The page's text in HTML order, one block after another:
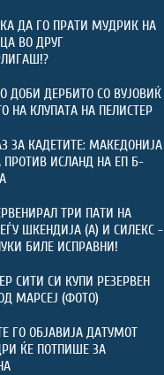
ДА ГО ПРАТИ МУДРИК НА
ВО ДРУГ
ДОБИ ДЕРБИТО СО ВУЈОВИЌ
НА КЛУПАТА НА ПЕЛИСТЕР
ЗА КАДЕТИТЕ: МАКЕДОНИЈА
ИСЛАНД НА ЕП Б-
ТРИ ПАТИ НА
ШКЕНДИЈА (А) И СИЛЕКС -
БИЛЕ ИСПРАВНИ!
СИТИ СИ КУПИ РЕЗЕРВЕН
МАРСЕЈ (ФОТО)
ГО ОБЈАВИЈА ДАТУМОТ
ЌЕ ПОТПИШЕ ЗА